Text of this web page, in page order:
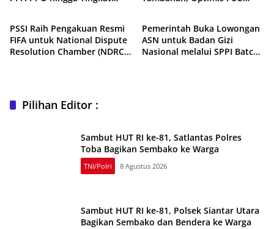
Sport
PSSI Raih Pengakuan Resmi
FIFA untuk National Dispute
Resolution Chamber (NDRC)
Loker
Pemerintah Buka Lowongan
ASN untuk Badan Gizi
Nasional melalui SPPI Batch
Pilihan Editor :
Sambut HUT RI ke-81, Satlantas Polres
Toba Bagikan Sembako ke Warga
TNI/Polri 8 Agustus 2026
Sambut HUT RI ke-81, Polsek Siantar Utara
Bagikan Sembako dan Bendera ke Warga